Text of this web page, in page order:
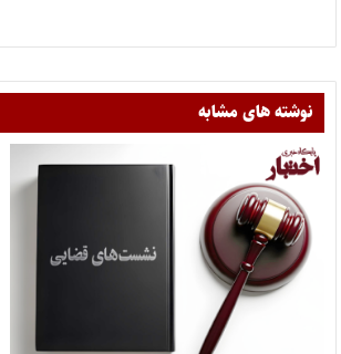
نوشته های مشابه